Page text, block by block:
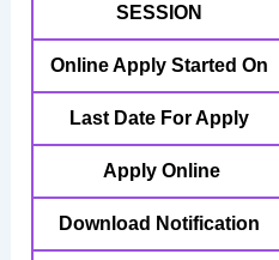
SESSION
Online Apply Started On
Last Date For Apply
Apply Online
Download Notification